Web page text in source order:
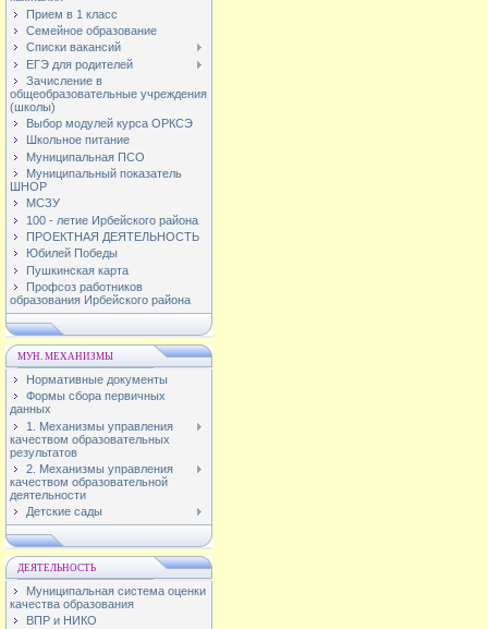
Прием в 1 класс
Семейное образование
Списки вакансий
ЕГЭ для родителей
Зачисление в
общеобразовательные учреждения
(школы)
Выбор модулей курса ОРКСЭ
Школьное питание
Муниципальная ПСО
Муниципальный показатель
ШНОР
МСЗУ
100 - летие Ирбейского района
ПРОЕКТНАЯ ДЕЯТЕЛЬНОСТЬ
Юбилей Победы
Пушкинская карта
Профсоз работников
образования Ирбейского района
МУН. МЕХАНИЗМЫ
Нормативные документы
Формы сбора первичных
данных
1. Механизмы управления
качеством образовательных
результатов
2. Механизмы управления
качеством образовательной
деятельности
Детские сады
ДЕЯТЕЛЬНОСТЬ
Муниципальная система оценки
качества образования
ВПР и НИКО